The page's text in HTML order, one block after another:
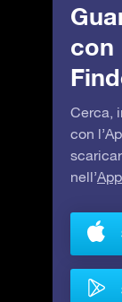
con
Cerca,
con
nell’